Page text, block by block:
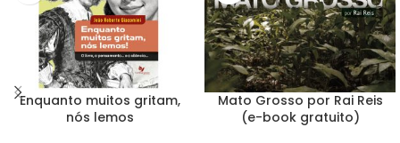
técnicas para que o leigo (ou
neófito) seja iniciado na obra de
Manoel de Barros.
Enquanto muitos gritam,
nós lemos
Mato Grosso por Rai Reis
(e-book gratuito)